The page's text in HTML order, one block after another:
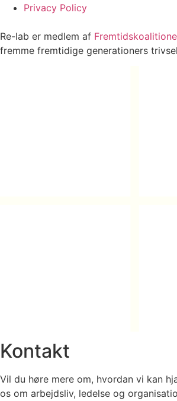
Privacy Policy
Re-lab er medlem af
fremme fremtidige generationers
Kontakt
Vil du høre mere om, hvordan vi kan
os om arbejdsliv, ledelse og